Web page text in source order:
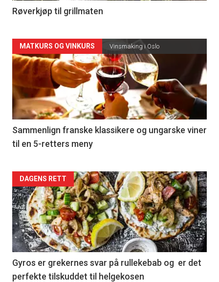
4
Røverkjøp til grillmaten
Forsiden
akkurat
nå
-
5
MATKURS OG VINKURS Vinsmaking i Oslo
Sammenlign franske klassikere og ungarske viner
til en 5-retters meny
Forsiden
akkurat
nå
-
6
DAGENS RETT
Gyros er grekernes svar på rullekebab og er det
perfekte tilskuddet til helgekosen